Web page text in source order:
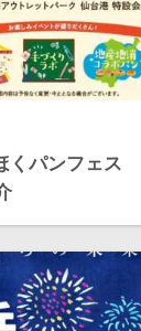
くパンフェス